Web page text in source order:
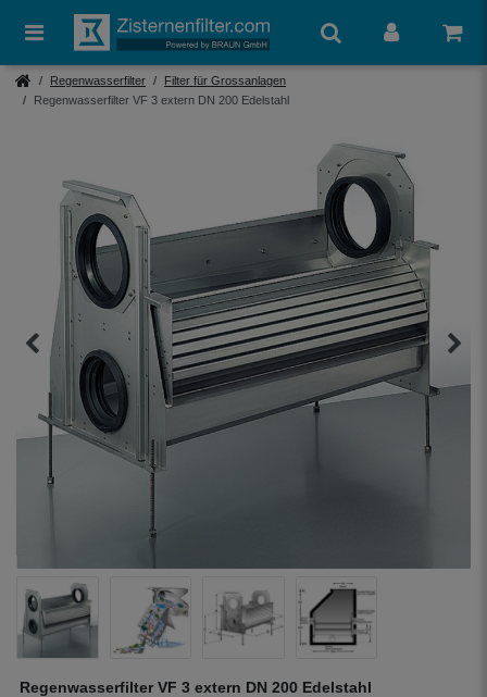
Regenwasserfilter
Filter für Grossanlagen
Regenwasserfilter VF 3 extern DN 200 Edelstahl
Regenwasserfilter VF 3 extern DN 200 Edelstahl